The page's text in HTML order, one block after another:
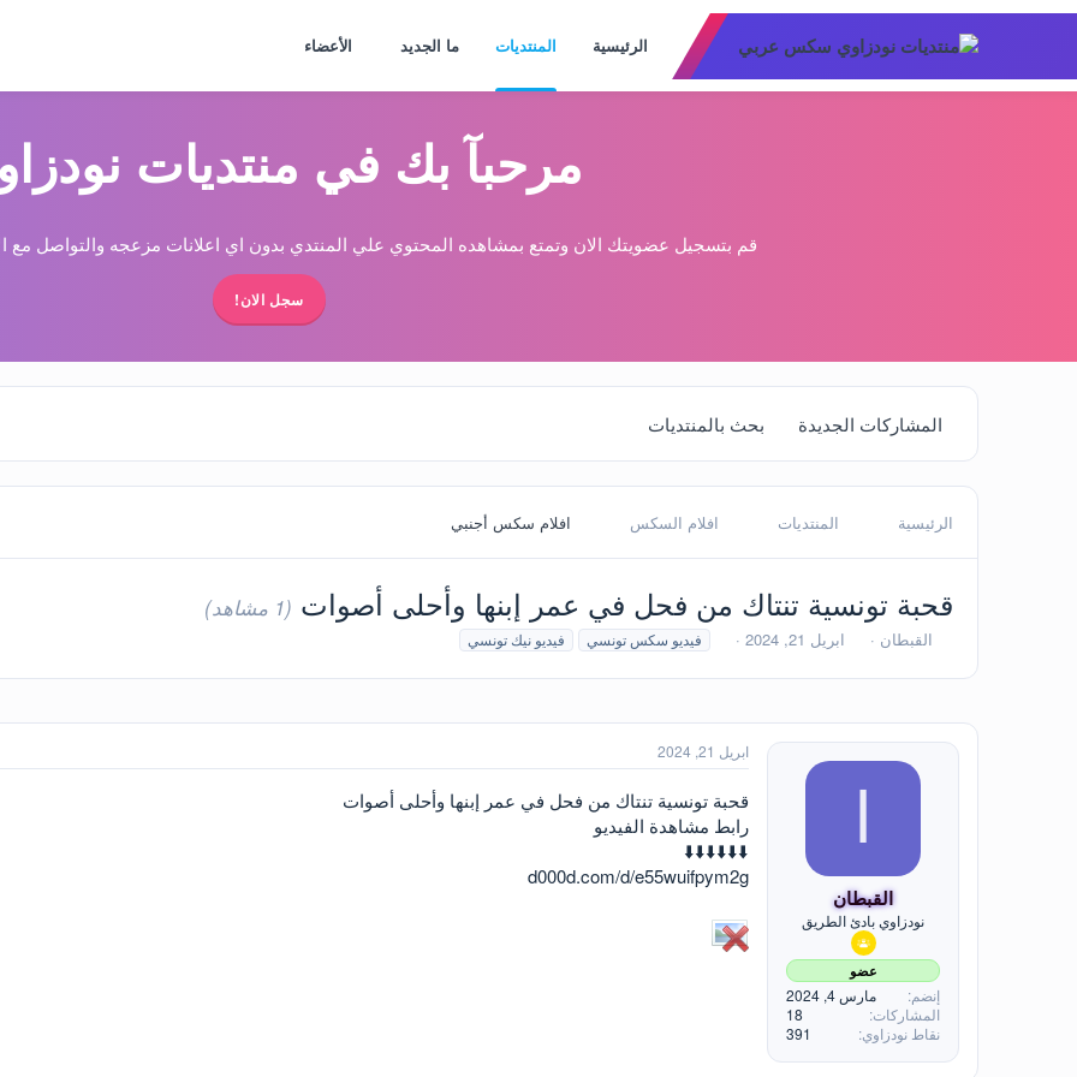
الرئيسية المنتديات ما الجديد الأعضاء
مرحبآ بك في منتديات
قم بتسجيل عضويتك الان وتمتع بمشاهده المحتوي علي المنتدي بدون اي اعلانات مزعجه والتواصل مع
سجل الان!
المشاركات الجديدة بحث بالمنتديات
الرئيسية المنتديات افلام السكس افلام سكس أجنبي
قحبة تونسية تنتاك من فحل في عمر إبنها وأحلى أصوات (1 مشاهد)
ب
د
ا
ل
القبطان
ت
ر
خ
ا
ل
ابريل 21, 2024
ا
و
و
م
فيديو سكس تونسي فيديو نيك تونسي
القبطان
نودزاوي بادئ الطريق
عضو
إنضم
مارس 4, 2024
المشاركات
18
نقاط نودزاوي
391
ابريل 21, 2024
قحبة تونسية تنتاك من فحل في عمر إبنها وأحلى أصوات
رابط مشاهدة الفيديو
⬇️⬇️⬇️⬇️⬇️⬇️
d000d.com/d/e55wuifpym2g‎